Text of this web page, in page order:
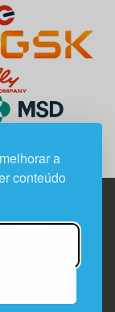
a
conteúdo
n.º 333H, esc.